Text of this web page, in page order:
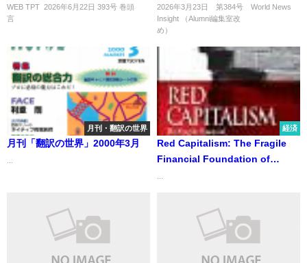
WEB TPT 2026年6月22日 393号 巻頭
言
言
2026年3月23日 第384号 World News
Insight （Alumni編集室改
め）
月刊・翻訳の世界
月刊「翻訳の世界」2000年3月
経済
Red Capitalism: The Fragile
Financial Foundation of